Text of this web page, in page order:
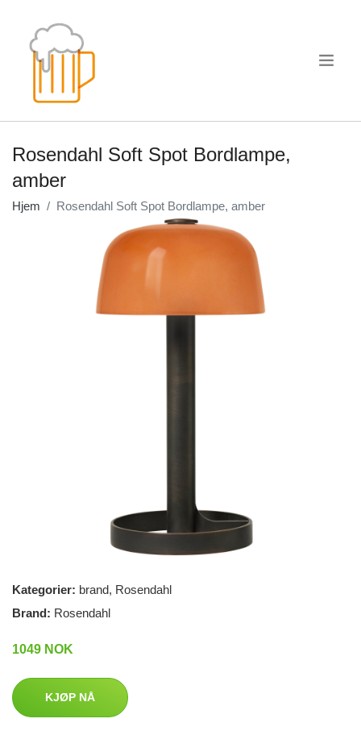
Rosendahl Soft Spot Bordlampe,
amber
Hjem Rosendahl Soft Spot Bordlampe, amber
Kategorier: brand, Rosendahl
Brand: Rosendahl
1049 NOK
KJØP NÅ